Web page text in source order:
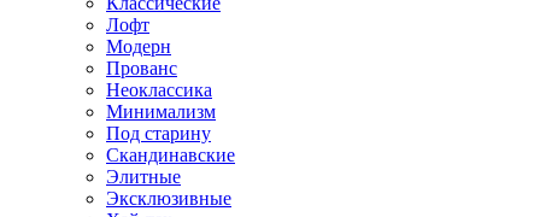
Лофт
Модерн
Прованс
Неоклассика
Минимализм
Под старину
Скандинавские
Элитные
Эксклюзивные